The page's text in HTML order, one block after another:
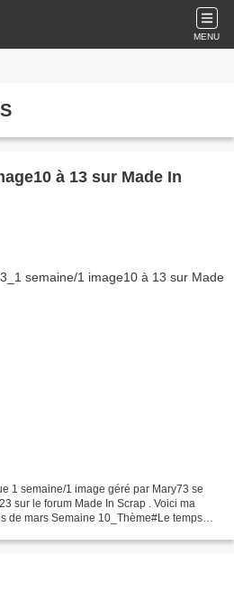
MENU
à 13 sur Made In
1 semaine/1 image géré par Mary73 se
sur le forum Made In Scrap . Voici ma
de mars Semaine 10_Thème#Le temps